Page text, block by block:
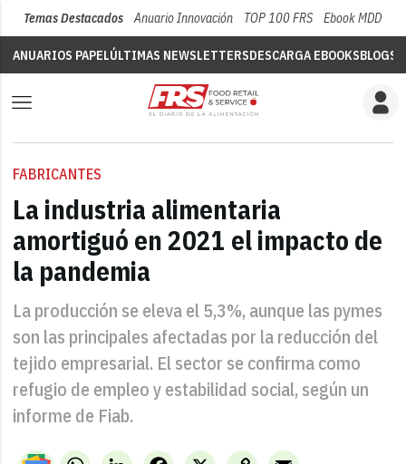
Temas Destacados Anuario Innovación TOP 100 FRS Ebook MDD
ANUARIOS PAPELÚLTIMAS NEWSLETTERSDESCARGA EBOOKSBLOGS
FABRICANTES
La industria alimentaria
amortiguó en 2021 el impacto de
la pandemia
La producción se eleva el 5,3%, aunque las pymes
son las principales afectadas por la reducción del
tejido empresarial. El sector se confirma como
refugio de empleo y estabilidad social, según un
informe de Fiab.